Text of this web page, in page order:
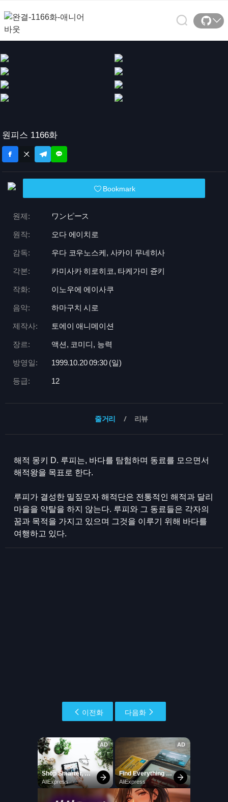
원피스 1166화
Bookmark
원제: ワンピース
원작: 오다 에이치로
감독: 우다 코우노스케, 사카이 무네히사
각본: 카미사카 히로히코, 타케가미 쥰키
작화: 이노우에 에이사쿠
음악: 하마구치 시로
제작사: 토에이 애니메이션
장르: 액션, 코미디, 능력
방영일: 1999.10.20 09:30 (일)
등급: 12
줄거리 리뷰
해적 몽키 D. 루피는, 바다를 탐험하며 동료를 모으면서
해적왕을 목표로 한다.
루피가 결성한 밀짚모자 해적단은 전통적인 해적과 달리
마을을 약탈을 하지 않는다. 루피와 그 동료들은 각자의
꿈과 목적을 가지고 있으며 그것을 이루기 위해 바다를
여행하고 있다.
이전화 다음화